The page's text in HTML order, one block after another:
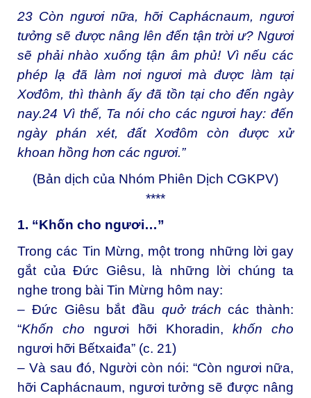
23 Còn ngươi nữa, hỡi Caphácnaum, ngươi
tưởng sẽ được nâng lên đến tận trời ư? Ngươi
sẽ phải nhào xuống tận âm phủ! Vì nếu các
phép lạ đã làm nơi ngươi mà được làm tại
Xơđôm, thì thành ấy đã tồn tại cho đến ngày
nay.24 Vì thế, Ta nói cho các ngươi hay: đến
ngày phán xét, đất Xơđôm còn được xử
khoan hồng hơn các ngươi.”
(Bản dịch của Nhóm Phiên Dịch CGKPV)
****
1. “Khốn cho ngươi…”
Trong các Tin Mừng, một trong những lời gay
gắt của Đức Giêsu, là những lời chúng ta
nghe trong bài Tin Mừng hôm nay:
– Đức Giêsu bắt đầu quở trách các thành:
“Khốn cho ngươi hỡi Khoradin, khốn cho
ngươi hỡi Bếtxaiđa” (c. 21)
– Và sau đó, Người còn nói: “Còn ngươi nữa,
hỡi Caphácnaum, ngươi tưởng sẽ được nâng